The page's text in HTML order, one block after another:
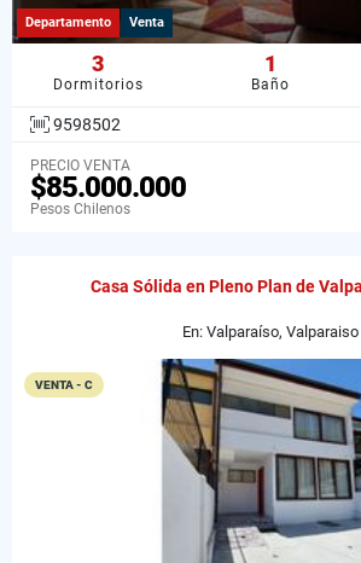
Departamento Venta
3
Dormitorios
1
Baño
9598502
PRECIO VENTA
$85.000.000
Pesos Chilenos
Casa Sólida en Pleno Plan de
En: Valparaíso, Valparaiso
VENTA - C